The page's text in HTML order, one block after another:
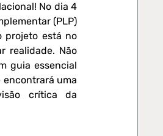
No dia 4
(PLP)
projeto está no
realidade. Não
guia essencial
encontrará uma
crítica da